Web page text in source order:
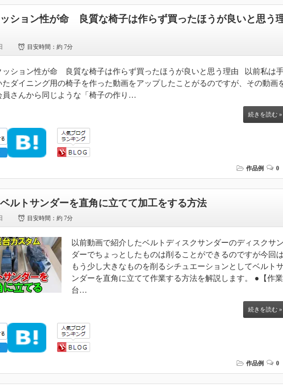
ション性が命 良質な椅子は作らず買ったほうが良いと思う
目安時間：約 7分
ション性が命 良質な椅子は作らず買ったほうが良いと思う理由 以前私は
たダイニング用の椅子を作った動画をアップしたことがるのですが、その動画
員さんから同じような「椅子の作り…
続きを読む »
作品例 0
ルトサンダーを直角に立てて加工をする方法
目安時間：約 7分
以前動画で紹介したベルトディスクサンダーのディスクサン
ダーでちょっとしたものは削ることができるのですが今回は
もう少し大きなものを削るシチュエーションとしてベルトサ
ンダーを直角に立てて作業する方法を解説します。 ●【作業
台…
続きを読む »
作品例 0